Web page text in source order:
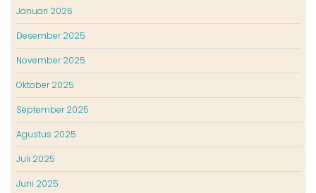
Januari 2026
Desember 2025
November 2025
Oktober 2025
September 2025
Agustus 2025
Juli 2025
Juni 2025